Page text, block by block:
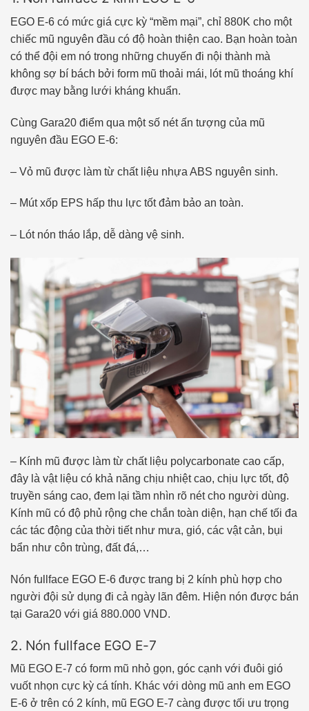
EGO E-6 có mức giá cực kỳ “mềm mại”, chỉ 880K cho một
chiếc mũ nguyên đầu có độ hoàn thiện cao. Bạn hoàn toàn
có thể đội em nó trong những chuyến đi nội thành mà
không sợ bí bách bởi form mũ thoải mái, lót mũ thoáng khí
được may bằng lưới kháng khuẩn.
Cùng Gara20 điểm qua một số nét ấn tượng của mũ
nguyên đầu EGO E-6:
– Vỏ mũ được làm từ chất liệu nhựa ABS nguyên sinh.
– Mút xốp EPS hấp thu lực tốt đảm bảo an toàn.
– Lót nón tháo lắp, dễ dàng vệ sinh.
– Kính mũ được làm từ chất liệu polycarbonate cao cấp,
đây là vật liệu có khả năng chịu nhiệt cao, chịu lực tốt, độ
truyền sáng cao, đem lại tầm nhìn rõ nét cho người dùng.
Kính mũ có độ phủ rộng che chắn toàn diện, hạn chế tối đa
các tác động của thời tiết như mưa, gió, các vật cản, bụi
bẩn như côn trùng, đất đá,…
Nón fullface EGO E-6 được trang bị 2 kính phù hợp cho
người đội sử dụng đi cả ngày lãn đêm. Hiện nón được bán
tại Gara20 với giá 880.000 VND.
2. Nón fullface EGO E-7
Mũ EGO E-7 có form mũ nhỏ gọn, góc cạnh với đuôi gió
vuốt nhọn cực kỳ cá tính. Khác với dòng mũ anh em EGO
E-6 ở trên có 2 kính, mũ EGO E-7 càng được tối ưu trọng